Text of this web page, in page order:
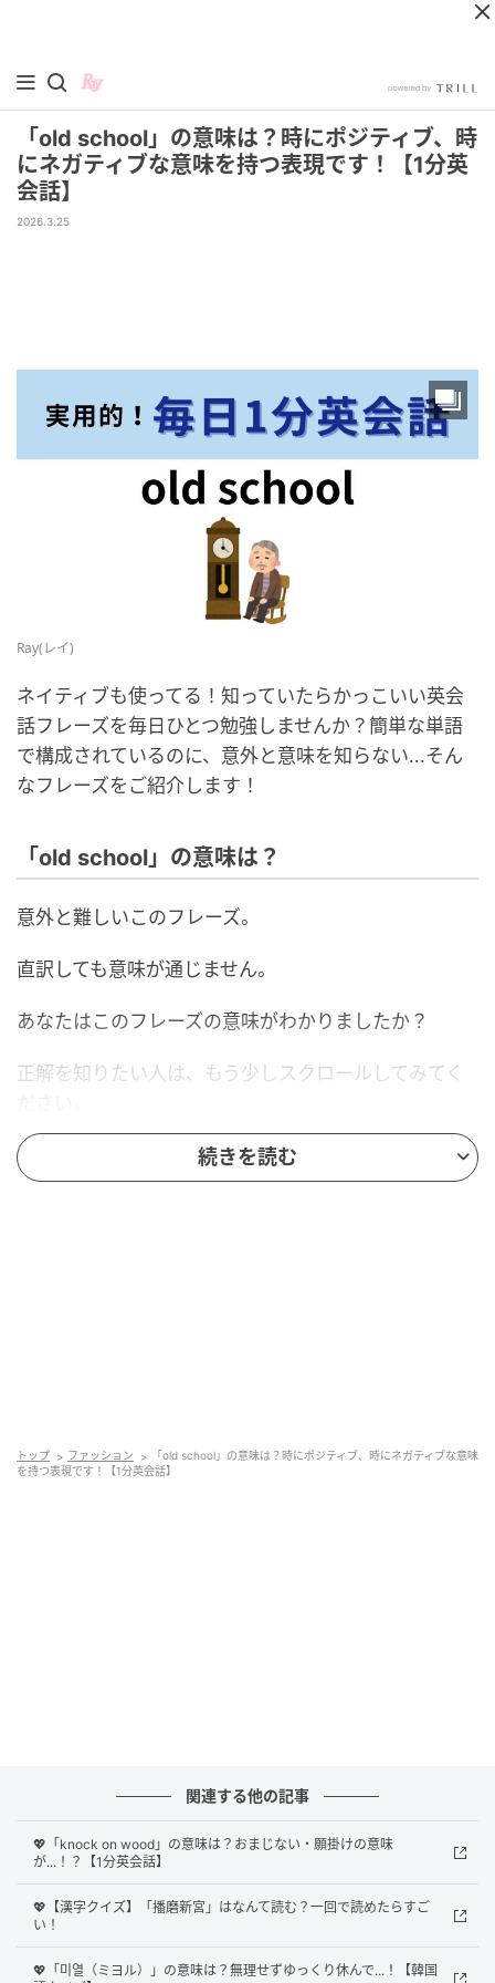
「old school」の意味は？時にポジティブ、時
にネガティブな意味を持つ表現です！【1分英
会話】
2026.3.25
Ray(レイ)
ネイティブも使ってる！知っていたらかっこいい英会
話フレーズを毎日ひとつ勉強しませんか？簡単な単語
で構成されているのに、意外と意味を知らない...そん
なフレーズをご紹介します！
「old school」の意味は？
意外と難しいこのフレーズ。
直訳しても意味が通じません。
あなたはこのフレーズの意味がわかりましたか？
正解を知りたい人は、もう少しスクロールしてみてく
文脈によって解釈が大きく変わるため、気をつけて使
いましょう。
「I prefer old school styles to modren styles
about fashion.」
（現代のスタイルより昔の古いスタイルのほうが好
き）
続きを読む
トップ ファッション
「old school」の意味は？時にポジティブ、時にネガティブな意味
を持つ表現です！【1分英会話】
関連する他の記事
💖「knock on wood」の意味は？おまじない・願掛けの意味
が...！？【1分英会話】
💖【漢字クイズ】「播磨新宮」はなんて読む？一回で読めたらすご
い！
💖「미열（ミヨル）」の意味は？無理せずゆっくり休んで...！【韓国